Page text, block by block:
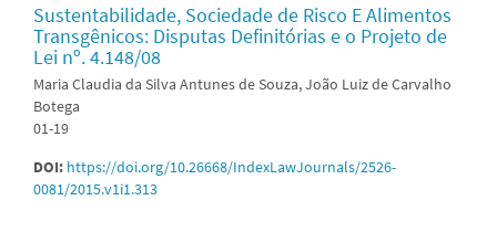
Sustentabilidade, Sociedade de Risco E Alimentos
Transgênicos: Disputas Definitórias e o Projeto de
Lei nº. 4.148/08
Maria Claudia da Silva Antunes de Souza, João Luiz de Carvalho
Botega
01-19
DOI: https://doi.org/10.26668/IndexLawJournals/2526-
0081/2015.v1i1.313